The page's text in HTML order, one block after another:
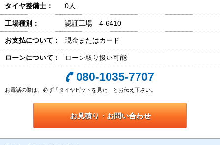
タイヤ整備士： 0人
工場種別： 認証工場 4-6410
お支払について： 現金またはカード
ローンについて： ローン取り扱い可能
080-1035-7707
お電話の際は、必ず「タイヤピットを見た」とお伝え下さい。
お見積り・お問い合わせ